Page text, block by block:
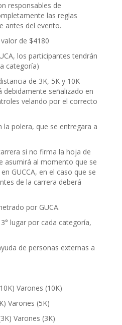
responsables de
las reglas
antes del evento.
de $4180
los participantes tendrán
categoría)
de 3K, 5K y 10K
debidamente señalizado en
velando por el correcto
la polera, que se entregara a
si no firma la hoja de
asumirá al momento que se
GUCCA, en el caso que se
de la carrera deberá
por GUCA.
lugar por cada categoría,
de personas externas a
Varones (10K)
Varones (5K)
Varones (3K)